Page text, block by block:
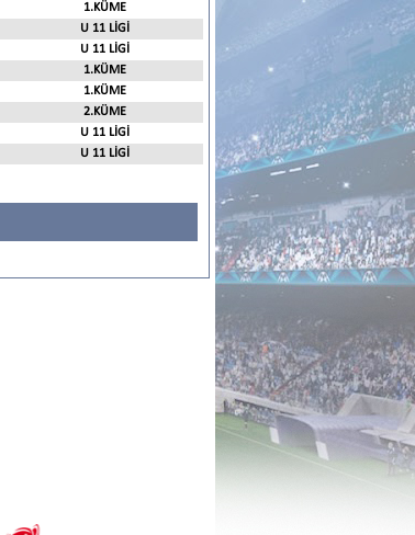
1.KÜME
U 11 LİGİ
U 11 LİGİ
1.KÜME
1.KÜME
2.KÜME
U 11 LİGİ
U 11 LİGİ